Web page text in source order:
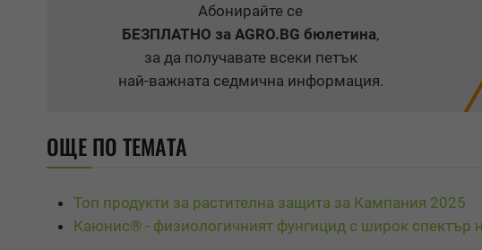
Абонирайте се
БЕЗПЛАТНО за AGRO.BG бюлетина,
за да получавате всеки петък
най-важната седмична информация.
ОЩЕ ПО ТЕМАТА
Топ продукти за растителна защита за Кампания 2025
Каюнис® - физиологичният фунгицид с широк спектър